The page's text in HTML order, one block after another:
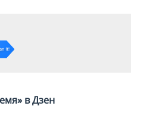
в Дзен